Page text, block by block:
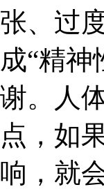
张、过
成“精
谢。人
点，如
响，就